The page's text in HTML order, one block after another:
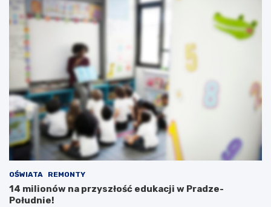
OŚWIATA REMONTY
14 milionów na przyszłość edukacji w Pradze-
Południe!